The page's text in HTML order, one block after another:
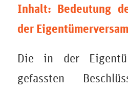
Inhalt: Bedeutung
der
Die in der
gefassten